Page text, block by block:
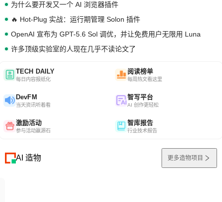
为什么要开发又一个 AI 浏览器插件
🔥 Hot-Plug 实战：运行期管理 Solon 插件
OpenAI 宣布为 GPT-5.6 Sol 调优，并让免费用户无限用 Luna
许多顶级实验室的人现在几乎不读论文了
TECH DAILY
每日内容报纸化
阅读榜单
每周热文看这里
DevFM
当天资讯听着看
智写平台
AI 创作更轻松
激励活动
参与活动赢源石
智库报告
行业技术报告
AI 造物 更多造物项目